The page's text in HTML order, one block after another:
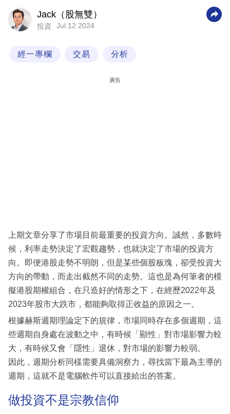
商
業
閱
專
區
Jack（股無雙）
投資 Jul 12 2024
經一專欄 交易 分析
廣告
上期文章分享了市場目前最重要的投資方向。誠然，多數時
候，利率走勢決定了宏觀趨勢，也就決定了市場的投資方
向。即便港股走勢不明朗，但是某些個股板塊，卻受投資大
方向的帶動，而走出截然不同的走勢。這也是為何筆者的模
擬港股期權組合，在只造好的情形之下，在經歷2022年及
2023年股市大跌市，都能夠取得正收益的原因之一。
根據赫斯週期理論定下的規律，市場同時存在多個週期，這
些週期自身處在波動之中，有時候「顯性」對市場影響力較
大，有時候又會「隱性」退休，對市場的影響力較弱。
因此，週期分析同樣需要具備洞察力，尋找當下最為主導的
週期，這就不是電腦軟件可以直接給出的答案。
做投資不是宗教信仰